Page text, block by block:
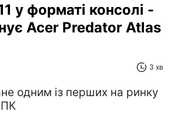
у форматі консолі -
Acer Predator Atlas
3 хв
одним із перших на ринку
ПК